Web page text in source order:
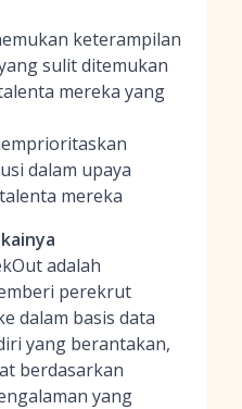
keterampilan
sulit ditemukan
mereka yang
dalam upaya
mereka
adalah
perekrut
dalam basis data
yang berantakan,
berdasarkan
yang